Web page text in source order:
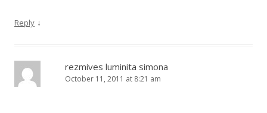
Reply ↓
rezmives luminita simona
October 11, 2011 at 8:21 am